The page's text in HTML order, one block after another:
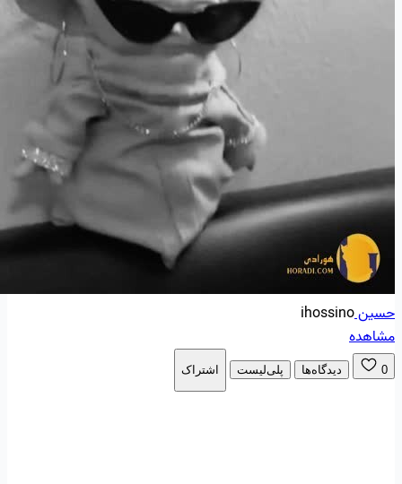
حسینihossino
مشاهده
0 دیدگاه‌ها پلی‌لیست اشتراک